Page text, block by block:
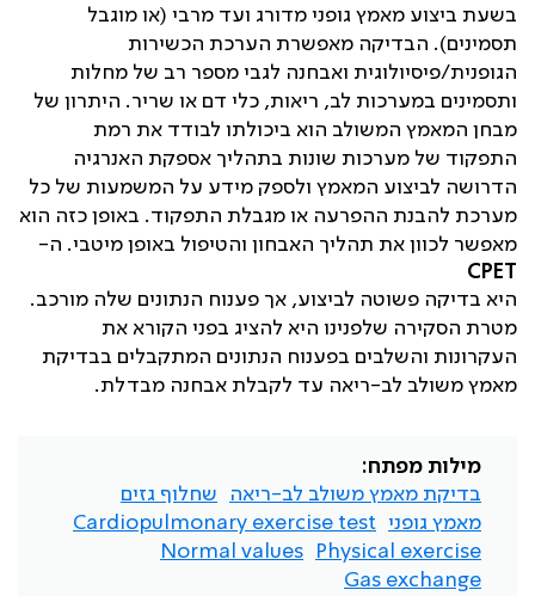
בשעת ביצוע מאמץ גופני מדורג ועד מרבי (או מוגבל
תסמינים). הבדיקה מאפשרת הערכת הכשירות
הגופנית/פיסיולוגית ואבחנה לגבי מספר רב של מחלות
ותסמינים במערכות לב, ריאות, כלי דם או שריר. היתרון של
מבחן המאמץ המשולב הוא ביכולתו לבודד את רמת
התפקוד של מערכות שונות בתהליך אספקת האנרגיה
הדרושה לביצוע המאמץ ולספק מידע על המשמעות של כל
מערכת להבנת ההפרעה או מגבלת התפקוד. באופן כזה הוא
מאפשר לכוון את תהליך האבחון והטיפול באופן מיטבי. ה-
CPET
היא בדיקה פשוטה לביצוע, אך פענוח הנתונים שלה מורכב.
מטרת הסקירה שלפנינו היא להציג בפני הקורא את
העקרונות והשלבים בפענוח הנתונים המתקבלים בבדיקת
מאמץ משולב לב-ריאה עד לקבלת אבחנה מבדלת.
מילות מפתח:
בדיקת מאמץ משולב לב-ריאה
שחלוף גזים
מאמץ גופני Cardiopulmonary exercise test
Physical exercise
Normal values
Gas exchange